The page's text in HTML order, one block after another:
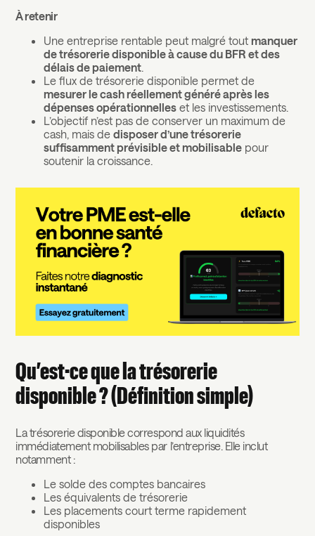
À retenir
Une entreprise rentable peut malgré tout manquer
de trésorerie disponible à cause du BFR et des
délais de paiement
Le flux de trésorerie disponible permet de
mesurer le cash réellement généré après les
dépenses opérationnelles et les investissements.
L’objectif n’est pas de conserver un maximum de
cash, mais dedisposer d’une trésorerie
suffisamment prévisible et mobilisable pour
soutenir la croissance.
Qu’est-ce que la trésorerie
disponible ? (Définition simple)
La trésorerie disponible correspond aux liquidités
immédiatement mobilisables par l’entreprise. Elle inclut
notamment :
Le solde des comptes bancaires
Les équivalents de trésorerie
Les placements court terme rapidement
disponibles